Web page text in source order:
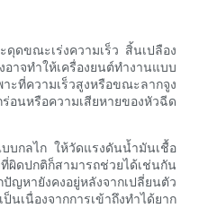
ดขณะเร่งความเร็ว สิ้นเปลือง
าจทำให้เครื่องยนต์ทำงานแบบ
ที่ความเร็วสูงหรือขณะลากจูง
อนหรือความเสียหายของหัวฉีด
บกลไก ให้วัดแรงดันน้ำมันเชื้อ
ผิดปกติก็สามารถช่วยได้เช่นกัน
ญหายังคงอยู่หลังจากเปลี่ยนตัว
เนื่องจากการเข้าถึงทำได้ยาก